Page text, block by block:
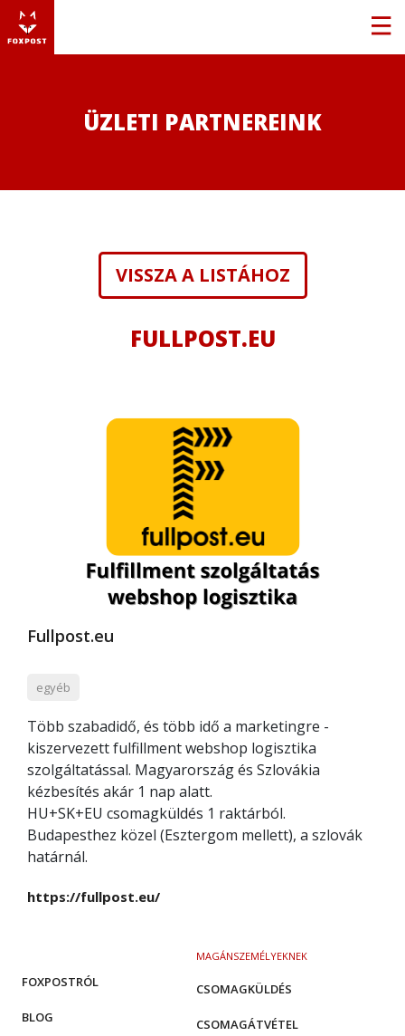
ÜZLETI PARTNEREINK
VISSZA A LISTÁHOZ
FULLPOST.EU
Fullpost.eu
egyéb
Több szabadidő, és több idő a marketingre -
kiszervezett fulfillment webshop logisztika
szolgáltatással. Magyarország és Szlovákia
kézbesítés akár 1 nap alatt.
HU+SK+EU csomagküldés 1 raktárból.
Budapesthez közel (Esztergom mellett), a szlovák
határnál.
https://fullpost.eu/
MAGÁNSZEMÉLYEKNEK
CSOMAGKÜLDÉS
CSOMAGÁTVÉTEL
FOXPOSTRÓL
BLOG